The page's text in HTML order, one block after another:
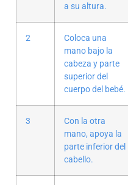
a su altura.
2
Coloca una
mano bajo la
cabeza y parte
superior del
cuerpo del bebé.
3
Con la otra
mano, apoya la
parte inferior del
cabello.